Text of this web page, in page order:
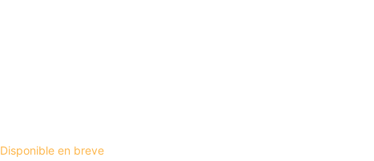
Disponible en breve